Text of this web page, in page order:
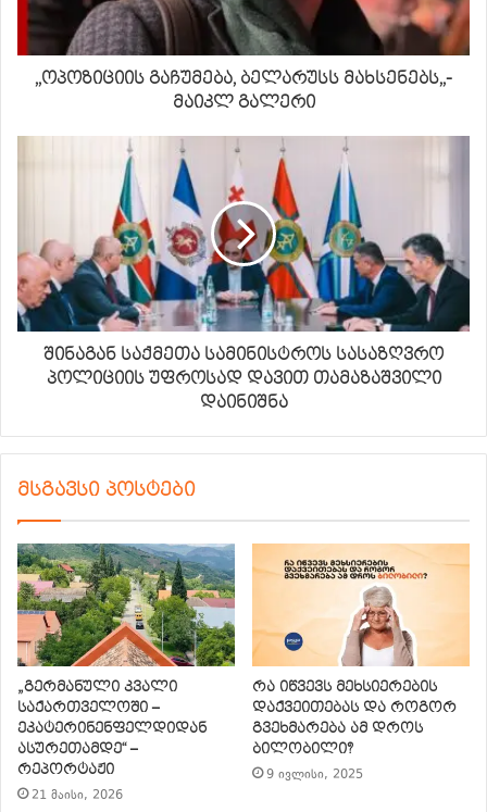
,,ოპოზიციის გაჩუმება, ბელარუსს მახსენებს,,-
მაიკლ გალერი
შინაგან საქმეთა სამინისტროს სასაზღვრო
პოლიციის უფროსად დავით თამაზაშვილი
დაინიშნა
მსგავსი პოსტები
„გერმანული კვალი
საქართველოში –
ეკატერინენფელდიდან
ასურეთამდე“ –
რეპორტაჟი
21 მაისი, 2026
რა იწვევს მეხსიერების
დაქვეითებას და როგორ
გვეხმარება ამ დროს
ბილობილი?
9 ივლისი, 2025